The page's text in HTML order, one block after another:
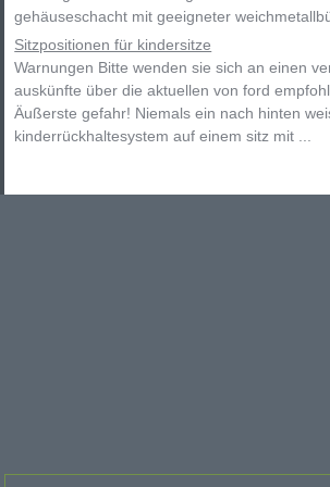
gehäuseschacht mit geeigneter
Sitzpositionen für kindersitze
Warnungen Bitte wenden sie sich an einen
auskünfte über die aktuellen von ford
Äußerste gefahr! Niemals ein nach hinten
kinderrückhaltesystem auf einem sitz mit ...